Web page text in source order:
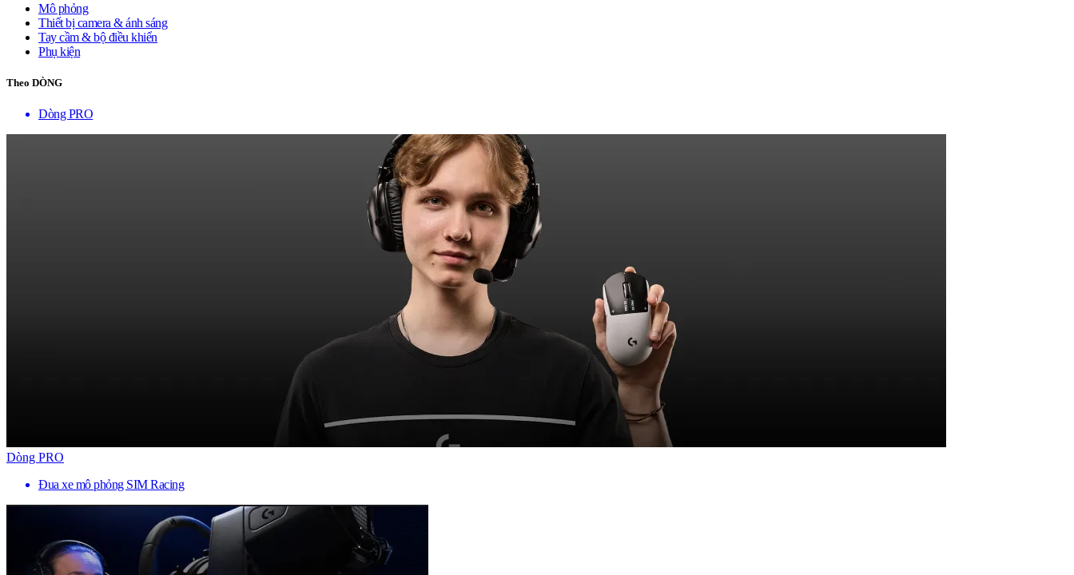
Mô phỏng
Thiết bị camera & ánh sáng
Tay cầm & bộ điều khiển
Phụ kiện
Theo DÒNG
Dòng PRO
Dòng PRO
Đua xe mô phỏng SIM Racing